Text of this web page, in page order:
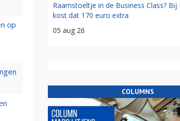
op
Raamstoeltje in de Business Class? Bij
kost dat 170 euro extra
05 aug 26
COLUMNS